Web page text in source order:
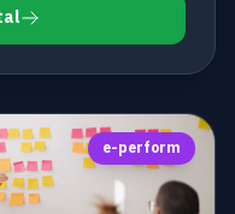
e-perform